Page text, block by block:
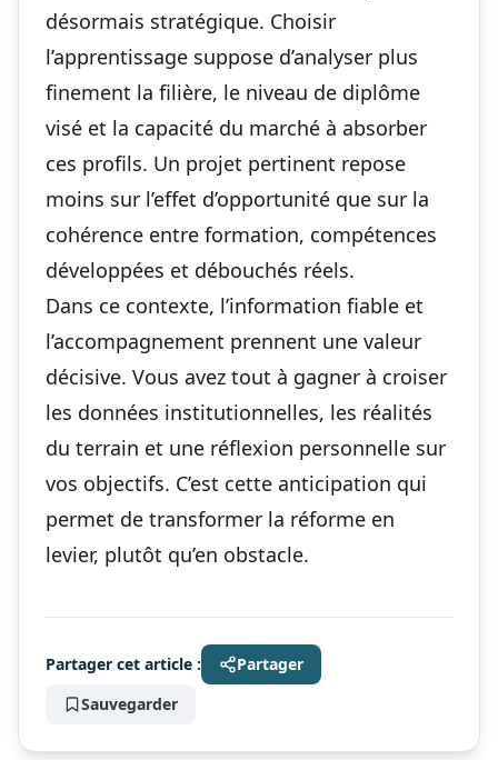
désormais stratégique. Choisir
l’apprentissage suppose d’analyser plus
finement la filière, le niveau de diplôme
visé et la capacité du marché à absorber
ces profils. Un projet pertinent repose
moins sur l’effet d’opportunité que sur la
cohérence entre formation, compétences
développées et débouchés réels.
Dans ce contexte, l’information fiable et
l’accompagnement prennent une valeur
décisive. Vous avez tout à gagner à croiser
les données institutionnelles, les réalités
du terrain et une réflexion personnelle sur
vos objectifs. C’est cette anticipation qui
permet de transformer la réforme en
levier, plutôt qu’en obstacle.
Partager cet article :
Partager
Sauvegarder